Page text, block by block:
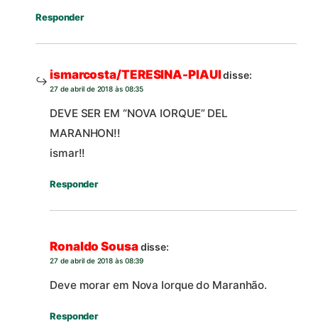
Responder
ismarcosta/TERESINA-PIAUIdisse:
27 de abril de 2018 às 08:35
DEVE SER EM “NOVA IORQUE” DEL
MARANHON!!
ismar!!
Responder
Ronaldo Sousadisse:
27 de abril de 2018 às 08:39
Deve morar em Nova Iorque do Maranhão.
Responder